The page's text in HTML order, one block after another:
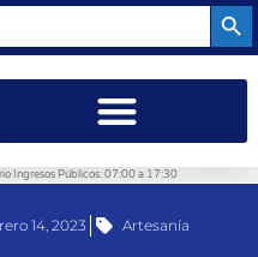
Ingresos Públicos: 07:00 a 17:30
14, 2023 Artesanía